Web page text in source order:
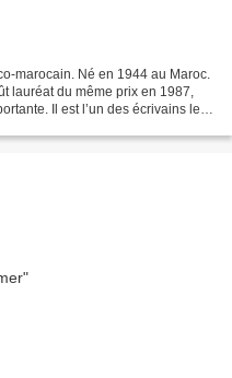
marocain. Né en 1944 au Maroc.
lauréat du même prix en 1987,
Il est l’un des écrivains le